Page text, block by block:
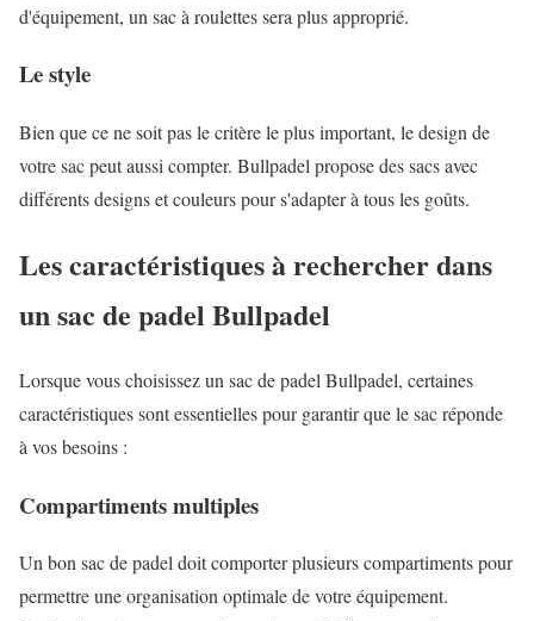
d'équipement, un sac à roulettes sera plus approprié.
Le style
Bien que ce ne soit pas le critère le plus important, le design de
votre sac peut aussi compter. Bullpadel propose des sacs avec
différents designs et couleurs pour s'adapter à tous les goûts.
Les caractéristiques à rechercher dans
un sac de padel Bullpadel
Lorsque vous choisissez un sac de padel Bullpadel, certaines
caractéristiques sont essentielles pour garantir que le sac réponde
à vos besoins :
Compartiments multiples
Un bon sac de padel doit comporter plusieurs compartiments pour
permettre une organisation optimale de votre équipement.